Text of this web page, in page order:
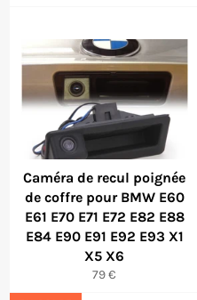
Caméra de recul poignée
de coffre pour BMW E60
E61 E70 E71 E72 E82 E88
E84 E90 E91 E92 E93 X1
X5 X6
Prix
79 €